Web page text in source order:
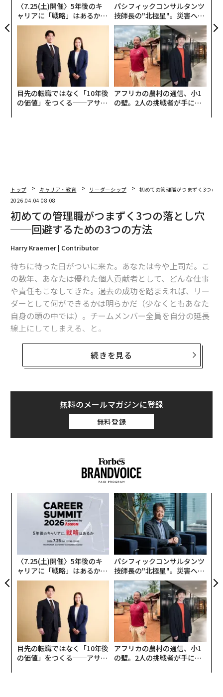
〈7.25(土)開催〉5年後のキ
ャリアに「戦略」はあるか。
トップエグゼクティブのキャ
リアに触れる1日│CAREER S
UMMIT 2026
パシフィックコンサルタンツ
技師長の"北極星"。災害への
無力感を乗り越え見つけた、
防災一筋20年の答え
目先の転職ではなく「10年後
の価値」をつくる──アサイ
アフリカの農村の通信、小1
の壁。2人の挑戦者が手にし
トップ キャリア・教育 リーダーシップ
初めての管理職がつまずく3つの
2026.04.04 08:08
初めての管理職がつまずく3つの落とし穴
──回避するための3つの方法
Harry Kraemer | Contributor
待ちに待った日がついに来た。あなたは今や上司だ。こ
の数年、あなたは優れた個人貢献者として、どんな仕事
や責任もこなしてきた。過去の成功を踏まえれば、リー
ダーとして何ができるかは明らかだ（少なくともあなた
自身の頭の中では）。チームメンバー全員を自分の延長
線上にしてしまえる、と。
も、基本的には「自分が何を成し遂げられるか」が中心
である。だが上司になった瞬間、スイッチが切り替わ
る。今度は「他者」が中心になる。
残念ながら、多くの人がこの教訓を学ぶのが遅すぎる。
の真実を最後までつかめない人もいる。典型的な経緯は
こうだ。昇進したばかりのリーダーが、なおも自分のパ
は、指示に従わせるチームが手に入り、より多くを成し
遂げて、その功績を自分が得られるようになった、とい
う一点だけである。
これは、いつ起きてもおかしくないリーダーシップの惨
事である。
リーダーシップを損なう失敗
企業リーダーとして40年見てきた経験から言えば、初め
てリーダーになる人の成功を損ねる典型的な失敗が3つ
ある。対処しなければ、これらはキャリアを頓挫させる
ことにもなる。
続きを見る
無料のメールマガジンに登録
無料登録
〈7.25(土)開催〉5年後のキ
ャリアに「戦略」はあるか。
トップエグゼクティブのキャ
リアに触れる1日│CAREER S
UMMIT 2026
パシフィックコンサルタンツ
技師長の"北極星"。災害への
無力感を乗り越え見つけた、
防災一筋20年の答え
目先の転職ではなく「10年後
の価値」をつくる──アサイ
アフリカの農村の通信、小1
の壁。2人の挑戦者が手にし